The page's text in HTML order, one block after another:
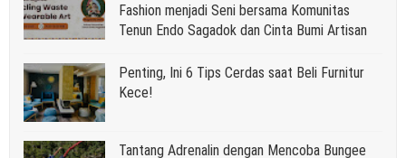
Fashion menjadi Seni bersama Komunitas
Tenun Endo Sagadok dan Cinta Bumi Artisan
Penting, Ini 6 Tips Cerdas saat Beli Furnitur
Kece!
Tantang Adrenalin dengan Mencoba Bungee